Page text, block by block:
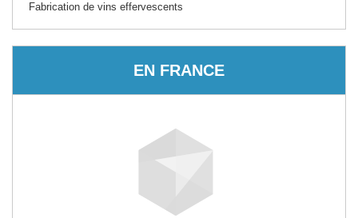
Fabrication de vins effervescents
EN FRANCE